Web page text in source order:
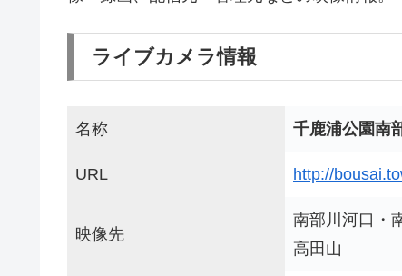
ライブカメラ情報
名称 千鹿浦公園南
URL http://
映像先
南部川河口・
高田山